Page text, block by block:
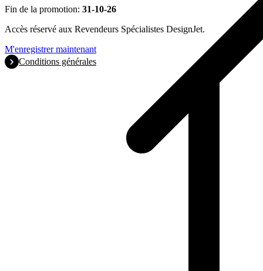
Fin de la promotion: 31-10-26
Accès réservé aux Revendeurs Spécialistes DesignJet.
M'enregistrer maintenant
Conditions générales